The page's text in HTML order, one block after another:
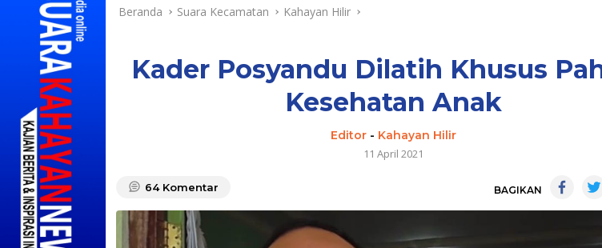
Beranda Suara Kecamatan Kahayan Hilir
Kader Posyandu Dilatih Khusus
Kesehatan Anak
Editor- Kahayan Hilir
11 April 2021
64 Komentar BAGIKAN